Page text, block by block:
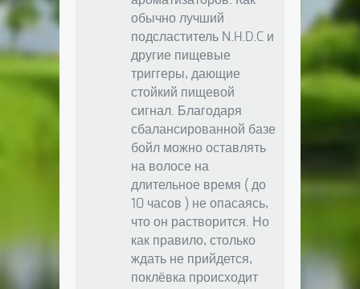
обычно лучший
подсластитель N.H.D.C и
другие пищевые
триггеры, дающие
стойкий пищевой
сигнал. Благодаря
сбалансированной базе
бойл можно оставлять
на волосе на
длительное время ( до
10 часов ) не опасаясь,
что он растворится. Но
как правило, столько
ждать не прийдется,
поклёвка происходит